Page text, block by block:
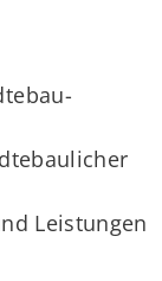
Leistungen